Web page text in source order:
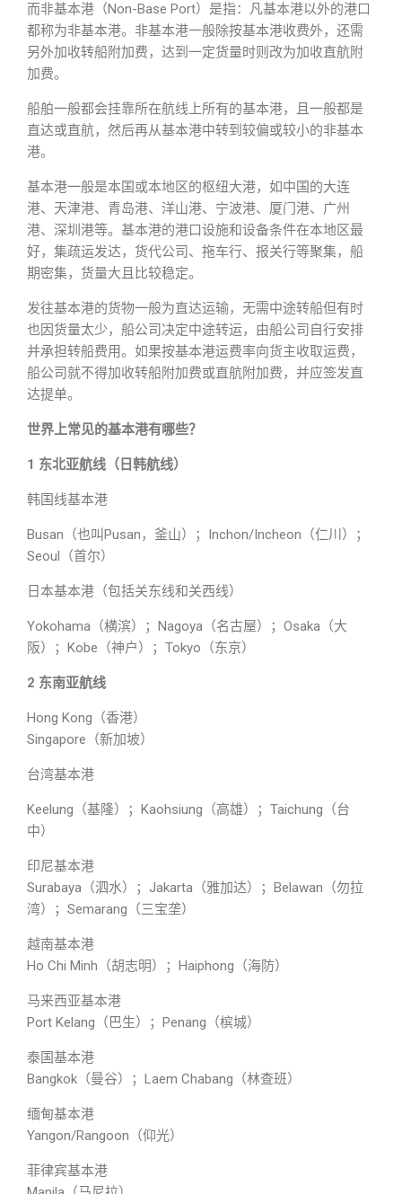
而非基本港（Non-Base Port）是指：凡基本港以外的港口
都称为非基本港。非基本港一般除按基本港收费外，还需
另外加收转船附加费，达到一定货量时则改为加收直航附
加费。
船舶一般都会挂靠所在航线上所有的基本港，且一般都是
直达或直航，然后再从基本港中转到较偏或较小的非基本
港。
基本港一般是本国或本地区的枢纽大港，如中国的大连
港、天津港、青岛港、洋山港、宁波港、厦门港、广州
港、深圳港等。基本港的港口设施和设备条件在本地区最
好，集疏运发达，货代公司、拖车行、报关行等聚集，船
期密集，货量大且比较稳定。
发往基本港的货物一般为直达运输，无需中途转船但有时
也因货量太少，船公司决定中途转运，由船公司自行安排
并承担转船费用。如果按基本港运费率向货主收取运费，
船公司就不得加收转船附加费或直航附加费，并应签发直
达提单。
世界上常见的基本港有哪些？
1 东北亚航线（日韩航线）
韩国线基本港
Busan（也叫Pusan，釜山）；Inchon/Incheon（仁川）；
Seoul（首尔）
日本基本港（包括关东线和关西线）
Yokohama（横滨）；Nagoya（名古屋）；Osaka（大
阪）；Kobe（神户）；Tokyo（东京）
2 东南亚航线
Hong Kong（香港）
Singapore（新加坡）
台湾基本港
Keelung（基隆）；Kaohsiung（高雄）；Taichung（台
中）
印尼基本港
Surabaya（泗水）；Jakarta（雅加达）；Belawan（勿拉
湾）；Semarang（三宝垄）
越南基本港
Ho Chi Minh（胡志明）；Haiphong（海防）
马来西亚基本港
Port Kelang（巴生）；Penang（槟城）
泰国基本港
Bangkok（曼谷）；Laem Chabang（林查班）
缅甸基本港
Yangon/Rangoon（仰光）
菲律宾基本港